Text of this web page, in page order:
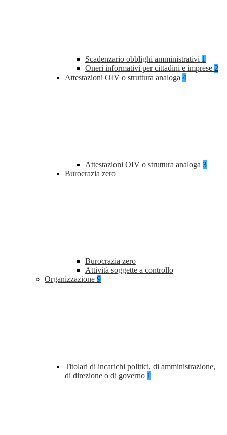
Scadenzario obblighi amministrativi 1
Oneri informativi per cittadini e imprese 2
Attestazioni OIV o struttura analoga 4
Attestazioni OIV o struttura analoga 3
Burocrazia zero
Burocrazia zero
Attività soggette a controllo
Organizzazione 9
Titolari di incarichi politici, di amministrazione,
di direzione o di governo 1